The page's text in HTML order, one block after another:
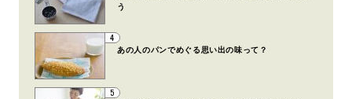
う
4
あの人のパンでめぐる思い出の味って？
5